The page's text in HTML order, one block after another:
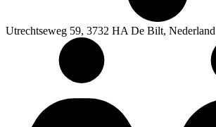
Utrechtseweg 59, 3732 HA De Bilt, Nederland